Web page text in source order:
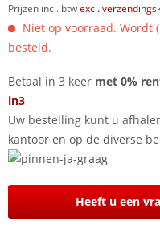
Prijzen incl. btwexcl.
Niet op voorraad. Wordt
besteld.
Betaal in 3 keer met 0%
in3
Uw bestelling kunt u
kantoor en op de diverse
Heeft u een